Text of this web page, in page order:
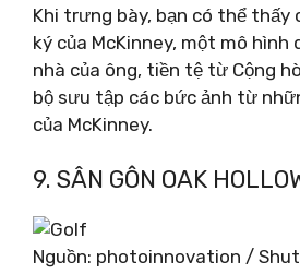
Khi trưng bày, bạn có thể thấy
ký của McKinney, một mô hình
nhà của ông, tiền tệ từ Cộng
bộ sưu tập các bức ảnh từ
của McKinney.
9. SÂN GÔN OAK
Nguồn: photoinnovation /